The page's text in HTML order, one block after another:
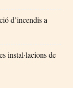
d’incendis a
instal·lacions de